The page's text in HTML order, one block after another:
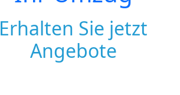
Erhalten Sie jetzt
Angebote